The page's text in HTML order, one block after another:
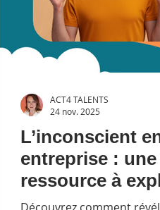
L’inconscient
entreprise : une
ressource à
pour enrichir la
ACT4 TALENTS
24 nov. 2025